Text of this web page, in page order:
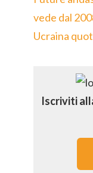
vede dal
Ucraina
Iscriviti